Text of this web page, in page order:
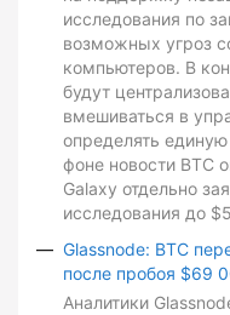
исследования по
возможных угроз
компьютеров. В
будут
вмешиваться в
определять
фоне новости BTC
Galaxy отдельно
исследования до
Glassnode: BTC
после пробоя $69
Аналитики